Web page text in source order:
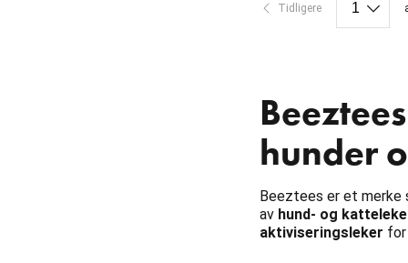
Tidligere
hunder
Beeztees er et merke
av hund- og
aktiviseringsleker